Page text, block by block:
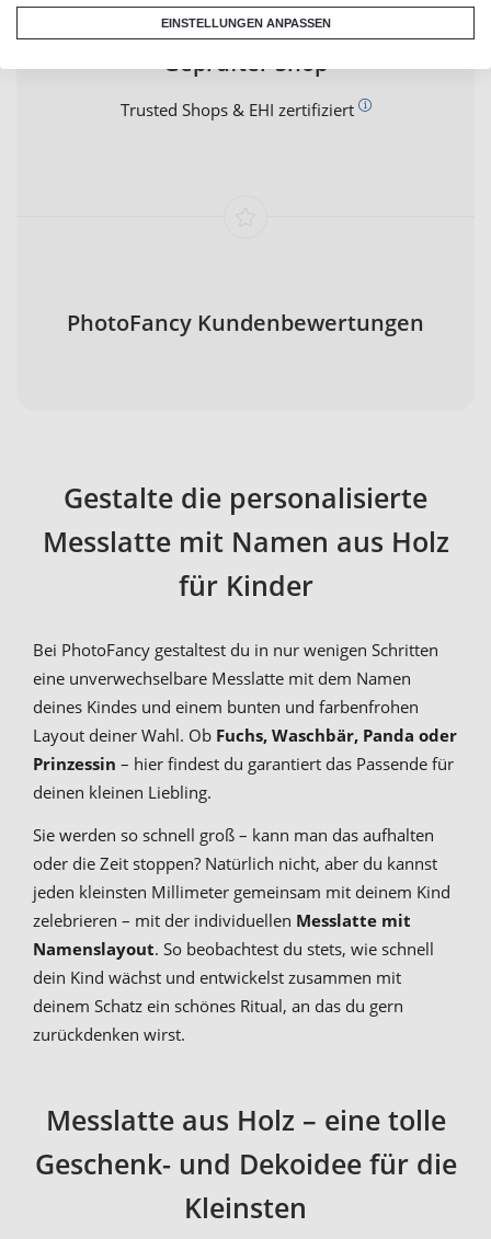
Geprüfter Shop
Trusted Shops & EHI zertifiziert
PhotoFancy Kundenbewertungen
Gestalte die personalisierte
Messlatte mit Namen aus Holz
für Kinder
Bei PhotoFancy gestaltest du in nur wenigen Schritten
eine unverwechselbare Messlatte mit dem Namen
deines Kindes und einem bunten und farbenfrohen
Layout deiner Wahl. Ob Fuchs, Waschbär, Panda oder
Prinzessin – hier findest du garantiert das Passende für
deinen kleinen Liebling.
Sie werden so schnell groß – kann man das aufhalten
oder die Zeit stoppen? Natürlich nicht, aber du kannst
jeden kleinsten Millimeter gemeinsam mit deinem Kind
zelebrieren – mit der individuellen Messlatte mit
Namenslayout. So beobachtest du stets, wie schnell
dein Kind wächst und entwickelst zusammen mit
deinem Schatz ein schönes Ritual, an das du gern
zurückdenken wirst.
Messlatte aus Holz – eine tolle
Geschenk- und Dekoidee für die
Kleinsten
EINSTELLUNGEN ANPASSEN